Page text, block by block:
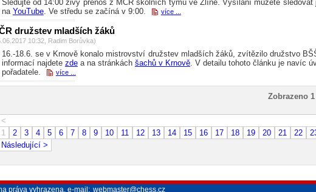
Sledujte od 14:00 živý přenos z MČR školních týmů ve Zlíně. Vysílání můžete sledovat
na YouTube. Ve středu se začíná v 9:00. více ...
družstev mladších žáků
10:32, Radim Borůvka)
16.-18.6. se v Krnově konalo mistrovství družstev mladších žáků, zvítězilo družstvo
informací najdete zdea na stránkáchšachů v Krnově . V detailu tohoto článku je navíc
pořadatele.
více ...
Zobrazeno
<
1
2 3 4 5 6 7 8 9 10 11 12 13 14 15 16 17 18 19 20 21 22
Následující >
práva vyhrazena, e-mail: webmaster@chess.cz